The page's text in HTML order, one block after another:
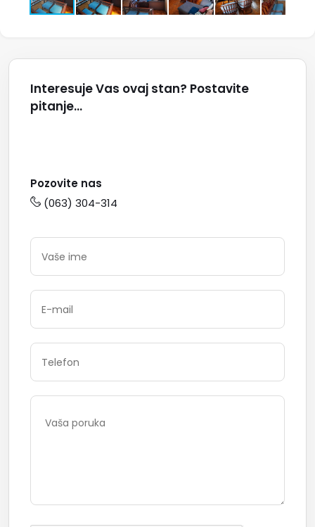
Interesuje Vas ovaj stan? Postavite
pitanje...
Pozovite nas
(063) 304-314